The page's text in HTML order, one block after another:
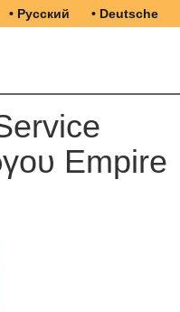
• Русский • Deutsche
Empire